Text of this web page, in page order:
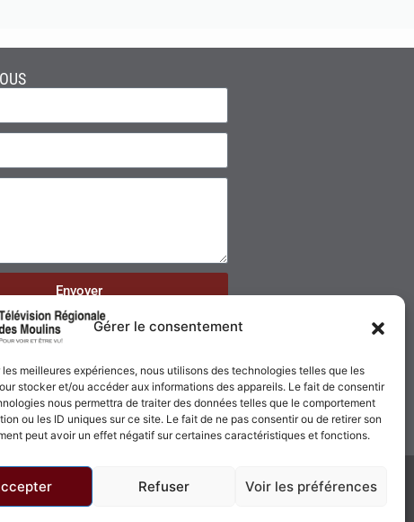
Gérer le consentement
les meilleures expériences, nous utilisons des technologies telles que les
stocker et/ou accéder aux informations des appareils. Le fait de consentir
nous permettra de traiter des données telles que le comportement
ou les ID uniques sur ce site. Le fait de ne pas consentir ou de retirer son
peut avoir un effet négatif sur certaines caractéristiques et fonctions.
Refuser Voir les préférences
Envoyer
Politique de confidentialité